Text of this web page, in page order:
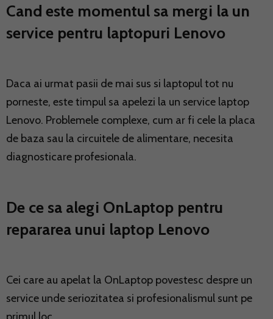
Cand este momentul sa mergi la un
service pentru laptopuri Lenovo
Daca ai urmat pasii de mai sus si laptopul tot nu
porneste, este timpul sa apelezi la un service laptop
Lenovo. Problemele complexe, cum ar fi cele la placa
de baza sau la circuitele de alimentare, necesita
diagnosticare profesionala.
De ce sa alegi OnLaptop pentru
repararea unui laptop Lenovo
Cei care au apelat la OnLaptop povestesc despre un
service unde seriozitatea si profesionalismul sunt pe